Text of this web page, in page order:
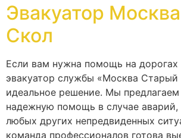
Эвакуатор
Скол
Если вам нужна помощь на
эвакуатор службы «Москва
идеальное решение. Мы
надежную помощь в случае
любых других непредвиденных
команда профессионалов готова